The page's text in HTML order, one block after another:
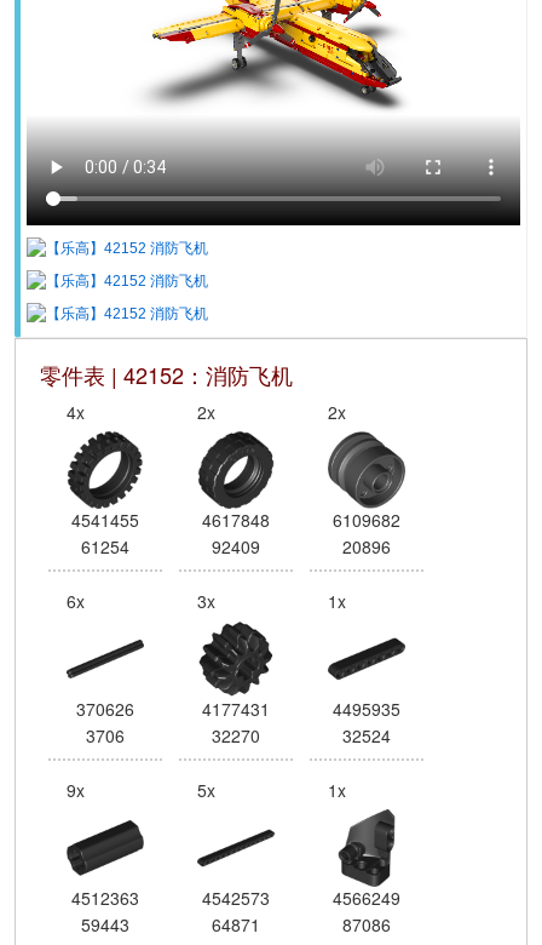
零件表 | 42152：消防飞机
4x
4541455
61254
2x
4617848
92409
2x
6109682
20896
6x
370626
3706
3x
4177431
32270
1x
4495935
32524
9x
4512363
59443
5x
4542573
64871
1x
4566249
87086